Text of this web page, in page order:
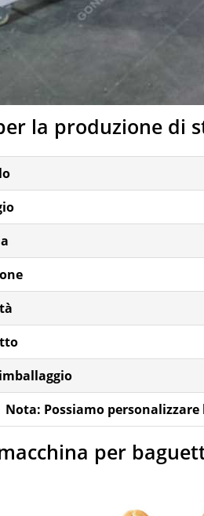
la produzione di
Nota: Possiamo
per